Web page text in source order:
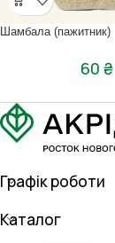
Шамбала (пажитник)
60 ₴
Графік роботи
Каталог